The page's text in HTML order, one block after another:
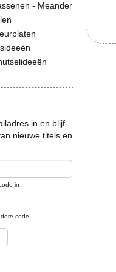
- Meander
in en blijf
nieuwe titels en
in :
code.